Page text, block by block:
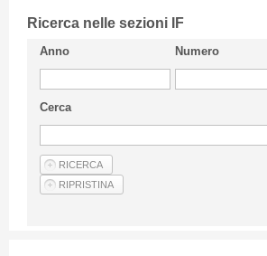
CIFI in breve
Linee Guida
Privacy Policy
Articoli
Ricerca nelle sezioni IF
Anno Numero
Cerca